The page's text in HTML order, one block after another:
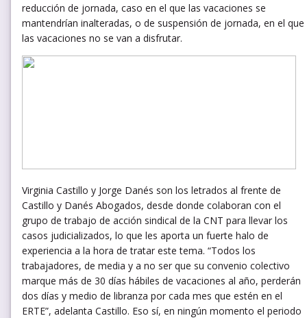
reducción de jornada, caso en el que las vacaciones se
mantendrían inalteradas, o de suspensión de jornada, en el que
las vacaciones no se van a disfrutar.
Virginia Castillo y Jorge Danés son los letrados al frente de
Castillo y Danés Abogados, desde donde colaboran con el
grupo de trabajo de acción sindical de la CNT para llevar los
casos judicializados, lo que les aporta un fuerte halo de
experiencia a la hora de tratar este tema. “Todos los
trabajadores, de media y a no ser que su convenio colectivo
marque más de 30 días hábiles de vacaciones al año, perderán
dos días y medio de libranza por cada mes que estén en el
ERTE”, adelanta Castillo. Eso sí, en ningún momento el periodo